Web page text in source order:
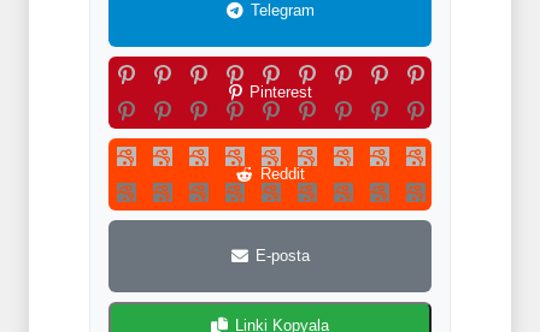
Telegram
Pinterest
Reddit
E-posta
Linki Kopyala